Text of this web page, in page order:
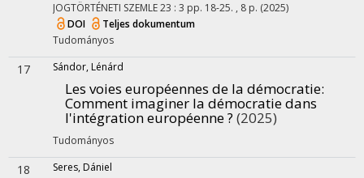
JOGTÖRTÉNETI SZEMLE23 : 3 pp. 18-25. , 8 p. (2025)
DOI
Teljes dokumentum
Tudományos
17 Sándor, Lénárd
Les voies européennes de la démocratie:
Comment imaginer la démocratie dans
l'intégration européenne ? (2025)
Tudományos
18 Seres, Dániel